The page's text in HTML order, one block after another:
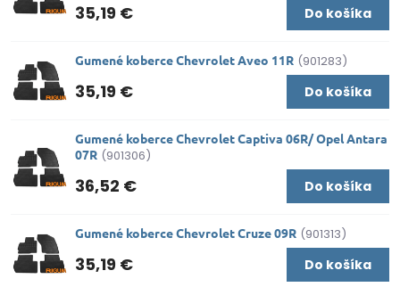
35,19 € Do košíka
Gumené koberce Chevrolet Aveo 11R (901283)
35,19 € Do košíka
Gumené koberce Chevrolet Captiva 06R/ Opel Antara
07R (901306)
36,52 € Do košíka
Gumené koberce Chevrolet Cruze 09R (901313)
35,19 € Do košíka